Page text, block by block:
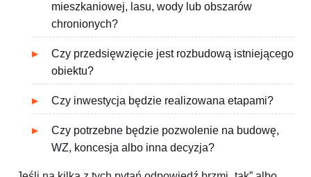
mieszkaniowej, lasu, wody lub obszarów
chronionych?
Czy przedsięwzięcie jest rozbudową istniejącego
obiektu?
Czy inwestycja będzie realizowana etapami?
Czy potrzebne będzie pozwolenie na budowę,
WZ, koncesja albo inna decyzja?